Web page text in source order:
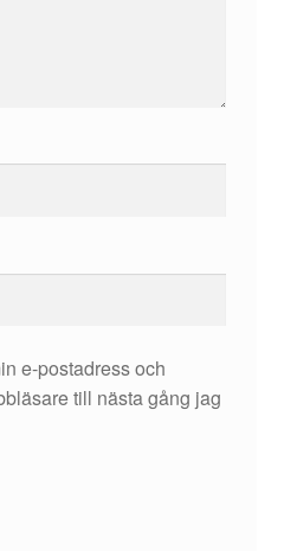
e-postadress och
till nästa gång jag